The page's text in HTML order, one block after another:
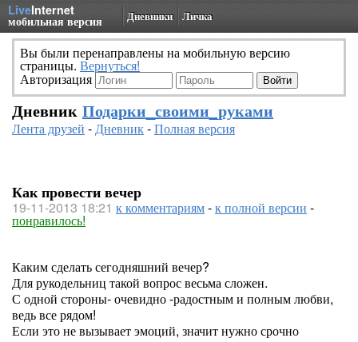
LiveInternet
мобильная версия Дневники Личка
Вы были перенаправлены на мобильную версию
страницы. Вернуться!
Авторизация
Дневник Подарки_своими_руками
Лента друзей -Дневник-Полная версия
Как провести вечер
19-11-2013 18:21 к комментариям-к полной версии -
понравилось!
Каким сделать сегодняшний вечер?
Для рукодельниц такой вопрос весьма сложен.
С одной стороны- очевидно -радостным и полным любви,
ведь все рядом!
Если это не вызывает эмоций, значит нужно срочно